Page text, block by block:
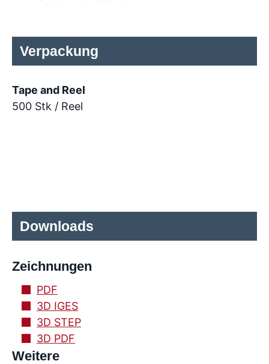
Verpackung
Tape and Reel
500 Stk / Reel
Downloads
Zeichnungen
PDF
3D IGES
3D STEP
3D PDF
Weitere